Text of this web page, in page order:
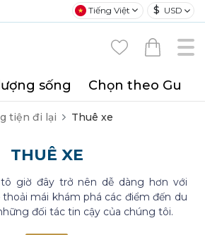
Tiếng Việt $ USD
sống Chọn theo Gu
tiện đi lại Thuê xe
THUÊ XE
giờ đây trở nên dễ dàng hơn với
mái khám phá các điểm đến du
đối tác tin cậy của chúng tôi.